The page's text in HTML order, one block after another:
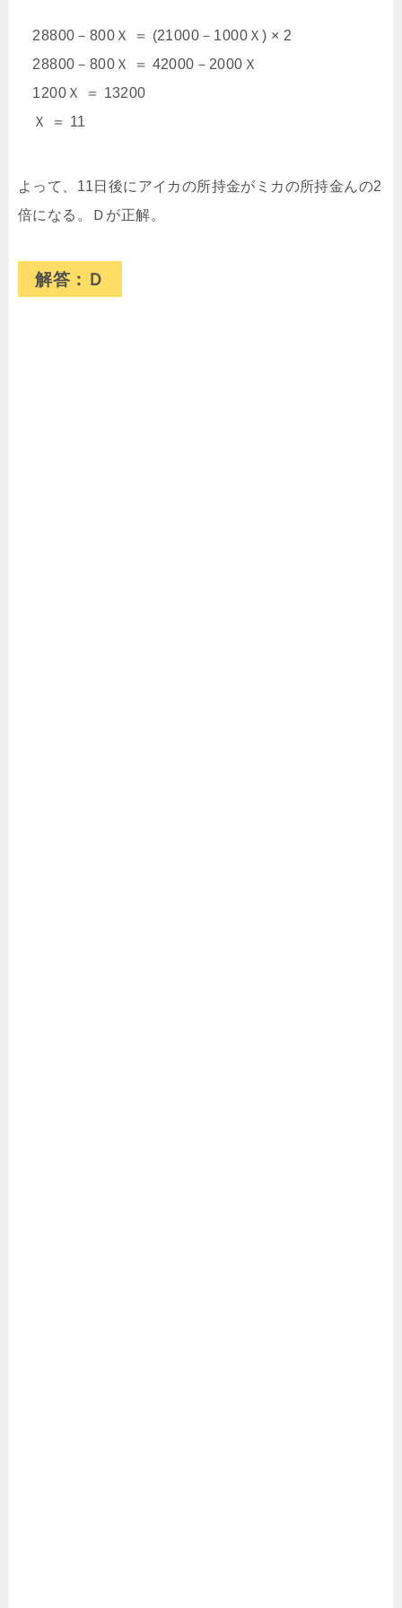
28800－800Ｘ ＝ (21000－1000Ｘ) × 2
28800－800Ｘ ＝ 42000－2000Ｘ
1200Ｘ ＝ 13200
Ｘ ＝ 11
よって、11日後にアイカの所持金がミカの所持金んの2
倍になる。Ｄが正解。
解答：Ｄ